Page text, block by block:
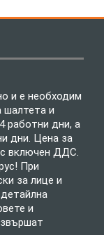
и е необходим
шалтета и
работни дни, а
дни. Цена за
включен ДДС.
При
за лице и
и